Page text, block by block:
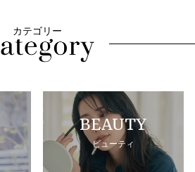
カテゴリー
BEAUTY
ビューティ